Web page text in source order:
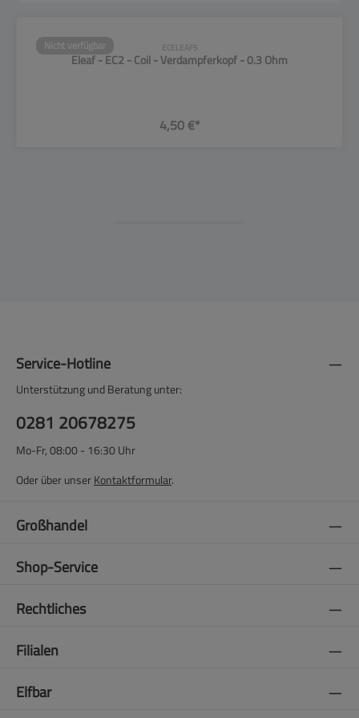
Nicht verfügbar ECELEAF5
Eleaf - EC2 - Coil - Verdampferkopf - 0.3 Ohm
4,50 €*
Service-Hotline
Unterstützung und Beratung unter:
0281 20678275
Mo-Fr, 08:00 - 16:30 Uhr
Oder über unserKontaktformular.
Großhandel
Shop-Service
Rechtliches
Filialen
Elfbar